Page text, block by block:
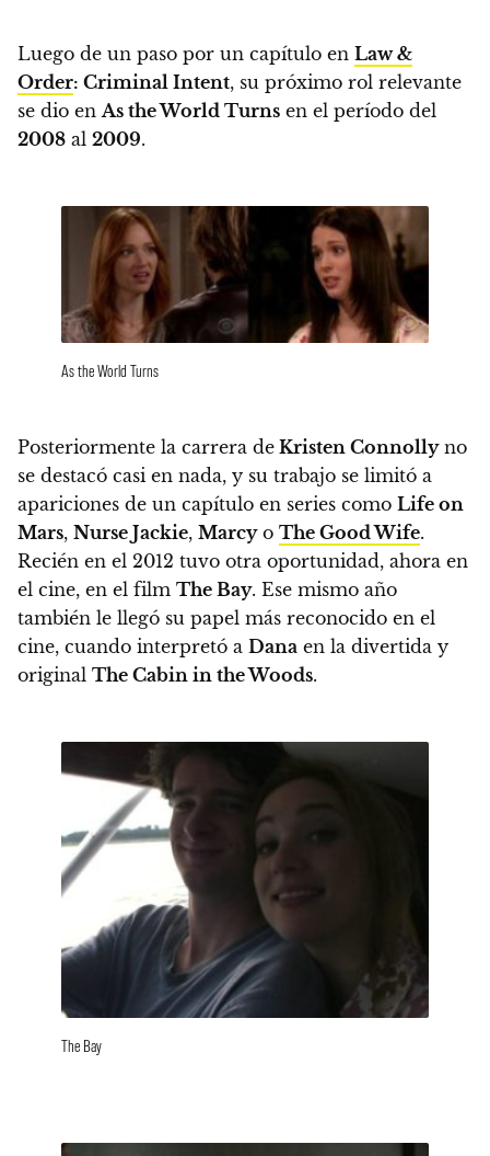
Luego de un paso por un capítulo en Law &
Order: Criminal Intent, su próximo rol relevante
se dio enAs the World Turns en el período del
2008 al 2009.
As the World Turns
Posteriormente la carrera de Kristen Connollyno
se destacó casi en nada, y su trabajo se limitó a
apariciones de un capítulo en series como Life on
Mars, Nurse Jackie, Marcyo The Good Wife.
Recién en el 2012 tuvo otra oportunidad, ahora en
el cine, en el film The Bay. Ese mismo año
también le llegó su papel más reconocido en el
cine, cuando interpretó a Dana en la divertida y
original The Cabin in the Woods.
The Bay